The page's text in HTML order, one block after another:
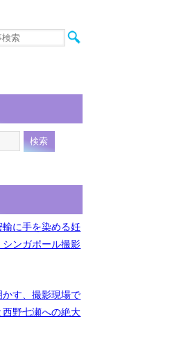
楽
載
フォト
に手を染める妊
ンガポール撮影
す、撮影現場で
野七瀬への絶大